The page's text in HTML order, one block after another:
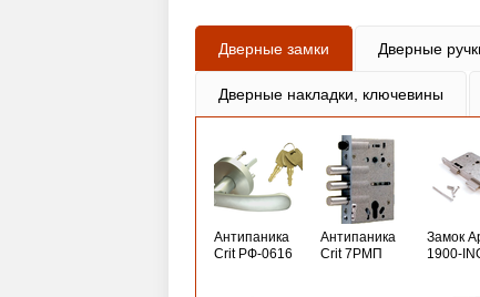
Дверные замки Дверные
Дверные накладки, ключевины
Антипаника
Crit РФ-0616
Антипаника
Crit 7РМП
Замок
1900-